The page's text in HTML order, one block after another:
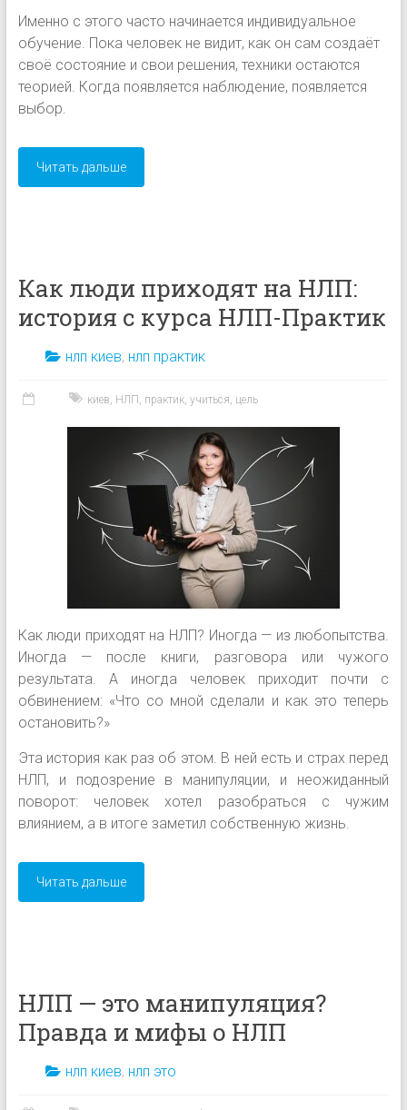
Именно с этого часто начинается индивидуальное
обучение. Пока человек не видит, как он сам создаёт
своё состояние и свои решения, техники остаются
теорией. Когда появляется наблюдение, появляется
выбор.
Читать дальше
Как люди приходят на НЛП:
история с курса НЛП-Практик
нлп киев, нлп практик
киев, НЛП , практик, учиться, цель
Как люди приходят на НЛП? Иногда — из любопытства.
Иногда — после книги, разговора или чужого
результата. А иногда человек приходит почти с
обвинением: «Что со мной сделали и как это теперь
остановить?»
Эта история как раз об этом. В ней есть и страх перед
НЛП, и подозрение в манипуляции, и неожиданный
поворот: человек хотел разобраться с чужим
влиянием, а в итоге заметил собственную жизнь.
Читать дальше
НЛП — это манипуляция?
Правда и мифы о НЛП
нлп киев, нлп это